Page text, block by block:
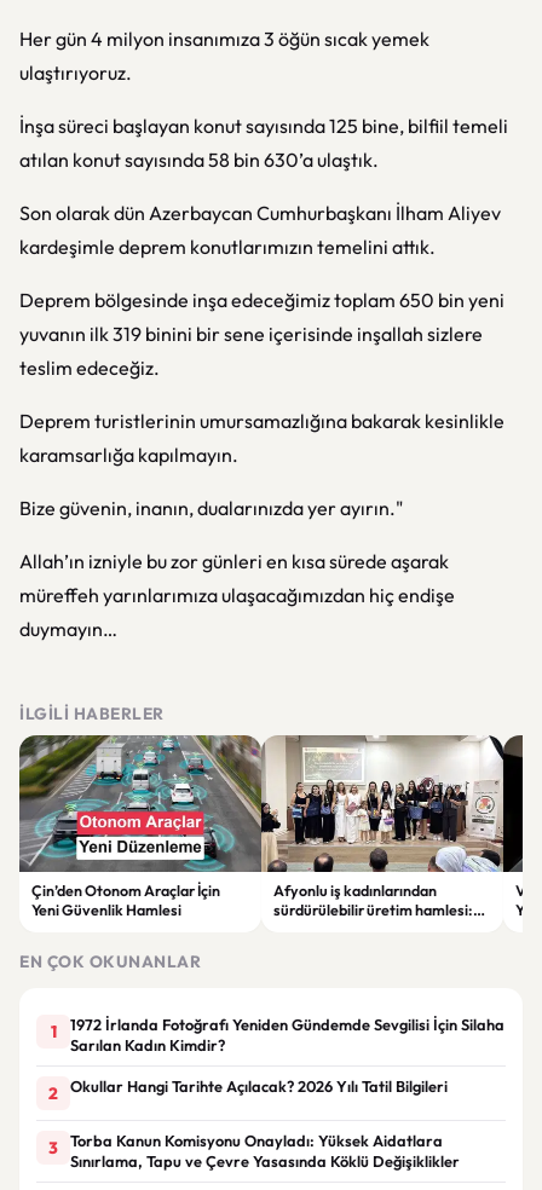
Her gün 4 milyon insanımıza 3 öğün sıcak yemek
ulaştırıyoruz.
İnşa süreci başlayan konut sayısında 125 bine, bilfiil temeli
atılan konut sayısında 58 bin 630’a ulaştık.
Son olarak dün Azerbaycan Cumhurbaşkanı İlham Aliyev
kardeşimle deprem konutlarımızın temelini attık.
Deprem bölgesinde inşa edeceğimiz toplam 650 bin yeni
yuvanın ilk 319 binini bir sene içerisinde inşallah sizlere
teslim edeceğiz.
Deprem turistlerinin umursamazlığına bakarak kesinlikle
karamsarlığa kapılmayın.
Bize güvenin, inanın, dualarınızda yer ayırın."
Allah’ın izniyle bu zor günleri en kısa sürede aşarak
müreffeh yarınlarımıza ulaşacağımızdan hiç endişe
duymayın…
İLGILI HABERLER
Çin’den Otonom Araçlar İçin
Yeni Güvenlik Hamlesi
Afyonlu iş kadınlarından
sürdürülebilir üretim hamlesi:
EN ÇOK OKUNANLAR
1
1972 İrlanda Fotoğrafı Yeniden Gündemde Sevgilisi İçin Silaha
Sarılan Kadın Kimdir?
2 Okullar Hangi Tarihte Açılacak? 2026 Yılı Tatil Bilgileri
3
Torba Kanun Komisyonu Onayladı: Yüksek Aidatlara
Sınırlama, Tapu ve Çevre Yasasında Köklü Değişiklikler